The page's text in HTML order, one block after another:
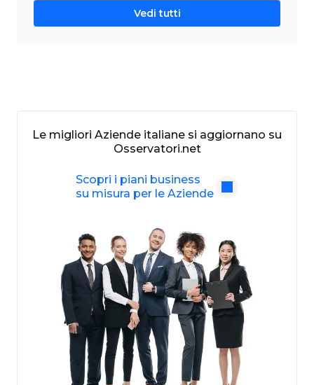
Vedi tutti
Le migliori Aziende italiane si aggiornano su
Osservatori.net
Scopri i piani business
su misura per le Aziende